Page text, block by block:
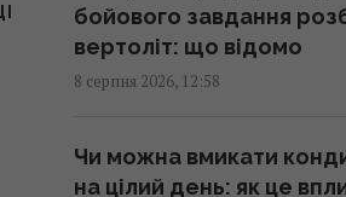
Армія США витратить
на лазерні системи
бойового завдання
вертоліт: що відомо
8 серпня 2026, 12:58
Чи можна вмикати
на цілий день: як це